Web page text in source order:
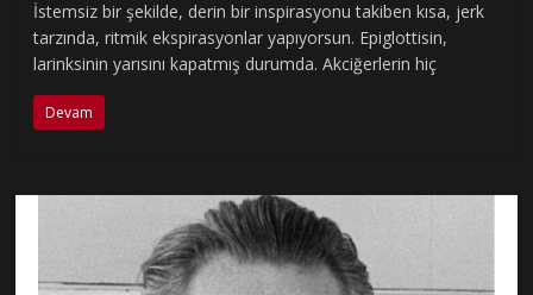
İstemsiz bir şekilde, derin bir inspirasyonu takiben kısa, jerk
tarzında, ritmik ekspirasyonlar yapıyorsun. Epiglottisin,
larinksinin yarısını kapatmış durumda. Akciğerlerin hiç
Devam